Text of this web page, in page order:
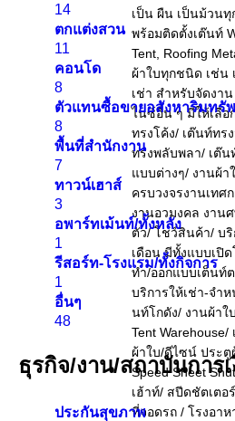
14
ตกแต่งสวน
11
คอนโด
8
ตัวแทนซื้อขายอสังหาริมทรั
8
พื้นที่สำนักงาน
7
ทาวน์เฮาส์
3
อพาร์ทเม้นท์/ทั้งหลัง
1
รีสอร์ท-โรงแรม/ทั้งกิจการ
1
อื่นๆ
48
ธุรกิจ/งาน/สถาบันการ
ประกันสุขภาพ